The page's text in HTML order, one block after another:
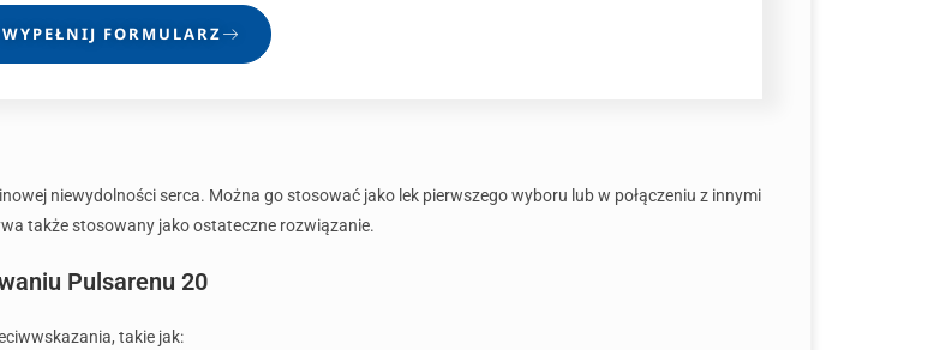
WYPEŁNIJ FORMULARZ
niewydolności serca. Można go stosować jako lek pierwszego wyboru lub w połączeniu z innymi
także stosowany jako ostateczne rozwiązanie.
Pulsarenu 20
takie jak: